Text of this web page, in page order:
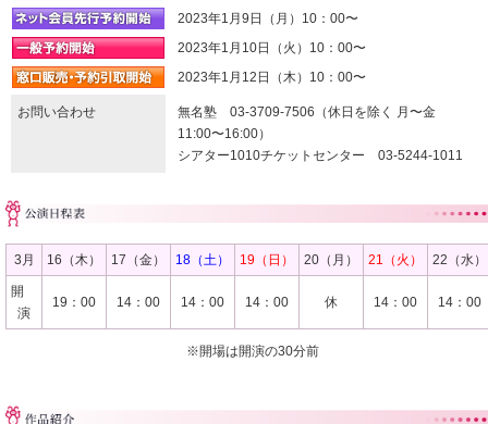
2023年1月9日（月）10：00〜
2023年1月10日（火）10：00〜
2023年1月12日（木）10：00〜
お問い合わせ
無名塾 03-3709-7506（休日を除く 月〜金
11:00〜16:00）
シアター1010チケットセンター 03-5244-1011
3月 16（木） 17（金） 18（土） 19（日） 20（月） 21（火） 22（水）
開
演
19：00 14：00 14：00 14：00 休 14：00 14：00
※開場は開演の30分前